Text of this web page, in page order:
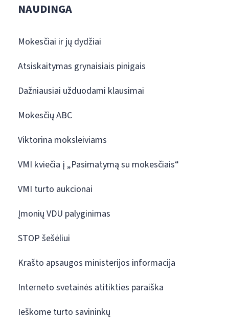
NAUDINGA
Mokesčiai ir jų dydžiai
Atsiskaitymas grynaisiais pinigais
Dažniausiai užduodami klausimai
Mokesčių ABC
Viktorina moksleiviams
VMI kviečia į „Pasimatymą su mokesčiais“
VMI turto aukcionai
Įmonių VDU palyginimas
STOP šešėliui
Krašto apsaugos ministerijos informacija
Interneto svetainės atitikties paraiška
Ieškome turto savininkų